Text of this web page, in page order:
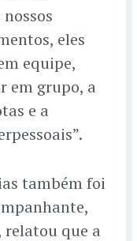
eles
equipe,
em grupo, a
e a
também foi
relatou que a